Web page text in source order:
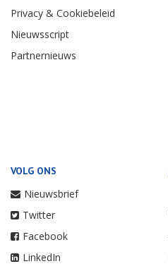
Privacy & Cookiebeleid
Nieuwsscript
Partnernieuws
VOLG ONS
Nieuwsbrief
Twitter
Facebook
LinkedIn